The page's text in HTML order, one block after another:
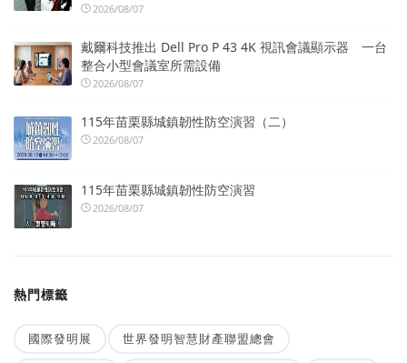
2026/08/07
戴爾科技推出 Dell Pro P 43 4K 視訊會議顯示器 一台
整合小型會議室所需設備
2026/08/07
115年苗栗縣城鎮韌性防空演習（二）
2026/08/07
115年苗栗縣城鎮韌性防空演習
2026/08/07
熱門標籤
國際發明展 世界發明智慧財產聯盟總會